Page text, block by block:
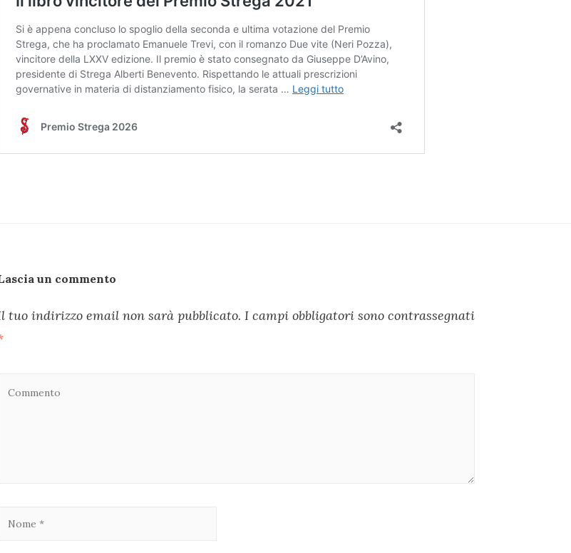
un commento
tuo indirizzo email non sarà pubblicato. I campi obbligatori sono contrassegnati